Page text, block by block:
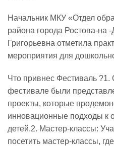
️Начальник МКУ «Отдел
района города Ростова-на
Григорьевна отметила
мероприятия для
Что привнес Фестиваль
фестивале были
проекты, которые
инновационные подходы к
детей.2. Мастер-классы:
посетить мастер-классы,